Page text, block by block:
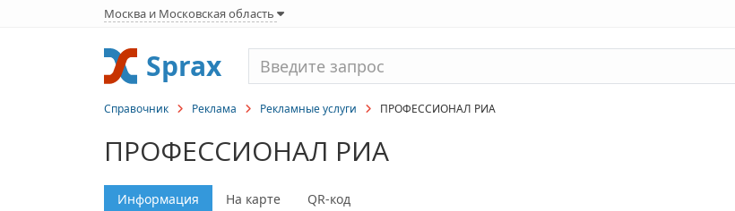
Москва и Московская область
Sprax
Справочник Реклама Рекламные услуги ПРОФЕССИОНАЛ РИА
ПРОФЕССИОНАЛ РИА
Информация На карте QR-код